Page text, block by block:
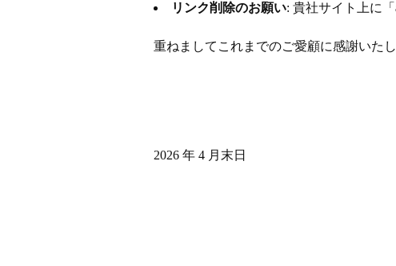
リンク削除のお願い: 貴社サイト上に
重ねましてこれまでのご愛顧に感謝いた
2026 年 4 月末日